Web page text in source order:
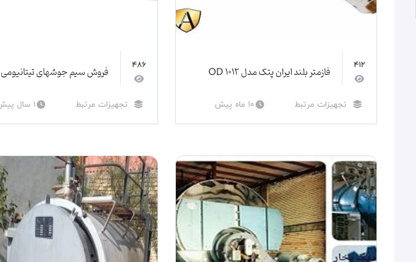
412 فازمتر بلند ایران پتک مدل QD 1012
تجهیزات مرتبط 10 ماه پیش
486 فروش سیم جوشهای تیتانیومی
تجهیزات مرتبط 1 سال پیش